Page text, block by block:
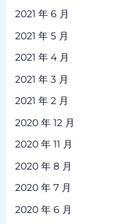
2021 年 6 月
2021 年 5 月
2021 年 4 月
2021 年 3 月
2021 年 2 月
2020 年 12 月
2020 年 11 月
2020 年 8 月
2020 年 7 月
2020 年 6 月